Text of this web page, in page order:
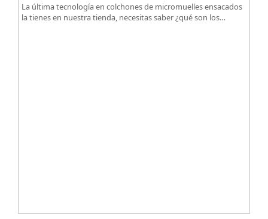
La última tecnología en colchones de micromuelles ensacados
la tienes en nuestra tienda, necesitas saber ¿qué son los